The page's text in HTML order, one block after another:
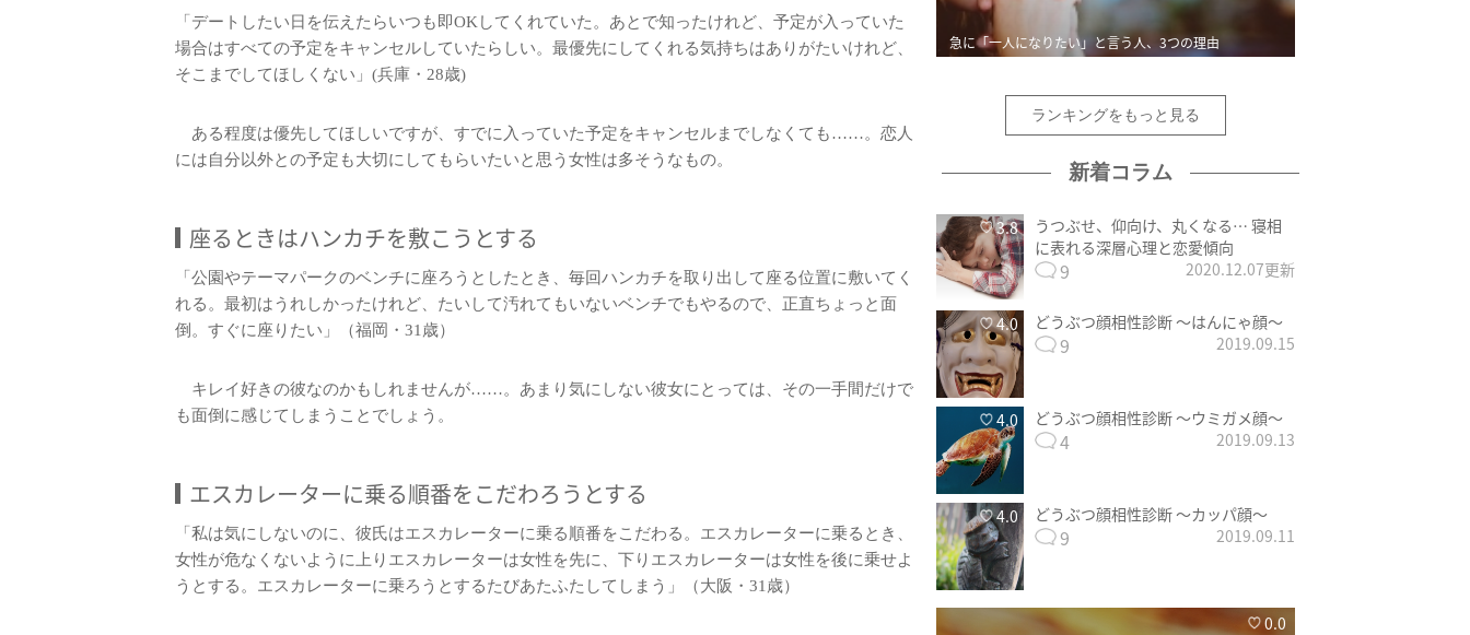
「デートしたい日を伝えたらいつも即OKしてくれていた。あとで知ったけれど、予定が入っていた
場合はすべての予定をキャンセルしていたらしい。最優先にしてくれる気持ちはありがたいけれど、
そこまでしてほしくない」(兵庫・28歳)
ある程度は優先してほしいですが、すでに入っていた予定をキャンセルまでしなくても……。恋人
には自分以外との予定も大切にしてもらいたいと思う女性は多そうなもの。
座るときはハンカチを敷こうとする
「公園やテーマパークのベンチに座ろうとしたとき、毎回ハンカチを取り出して座る位置に敷いてく
れる。最初はうれしかったけれど、たいして汚れてもいないベンチでもやるので、正直ちょっと面
倒。すぐに座りたい」（福岡・31歳）
キレイ好きの彼なのかもしれませんが……。あまり気にしない彼女にとっては、その一手間だけで
も面倒に感じてしまうことでしょう。
エスカレーターに乗る順番をこだわろうとする
「私は気にしないのに、彼氏はエスカレーターに乗る順番をこだわる。エスカレーターに乗るとき、
女性が危なくないように上りエスカレーターは女性を先に、下りエスカレーターは女性を後に乗せよ
うとする。エスカレーターに乗ろうとするたびあたふたしてしまう」（大阪・31歳）
急に「一人になりたい」と言う人、3つの理由
ランキングをもっと見る
新着コラム
3.8
うつぶせ、仰向け、丸くなる… 寝相
に表れる深層心理と恋愛傾向
9 2020.12.07更新
4.0 どうぶつ顔相性診断 〜はんにゃ顔〜
9 2019.09.15
4.0 どうぶつ顔相性診断 〜ウミガメ顔〜
4 2019.09.13
4.0 どうぶつ顔相性診断 〜カッパ顔〜
9 2019.09.11
0.0